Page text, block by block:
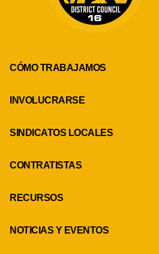
CÓMO TRABAJAMOS
INVOLUCRARSE
SINDICATOS LOCALES
CONTRATISTAS
RECURSOS
NOTICIAS Y EVENTOS